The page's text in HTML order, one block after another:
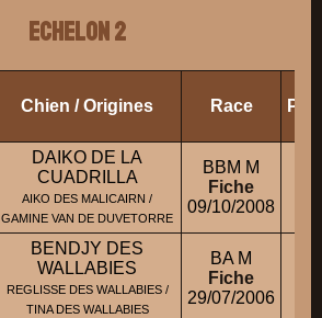
ECHELON 2
Chien / Origines Race
DAIKO DE LA
CUADRILLA
AIKO DES MALICAIRN /
GAMINE VAN DE DUVETORRE
BBM M
Fiche
09/10/2008
BENDJY DES
WALLABIES
REGLISSE DES WALLABIES /
TINA DES WALLABIES
BA M
Fiche
29/07/2006